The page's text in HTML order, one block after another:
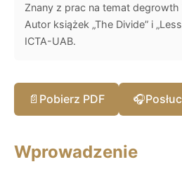
Znany z prac na temat
Autor książek „The Divide” i
ICTA-UAB.
📄 Pobierz PDF 🎧
Wprowadzenie